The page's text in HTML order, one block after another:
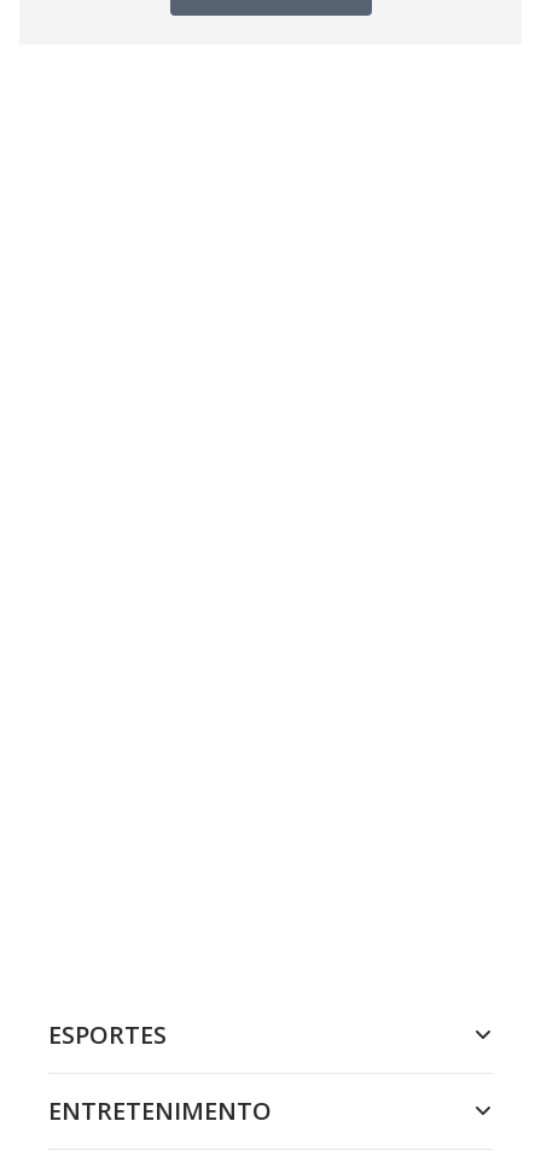
ESPORTES
ENTRETENIMENTO